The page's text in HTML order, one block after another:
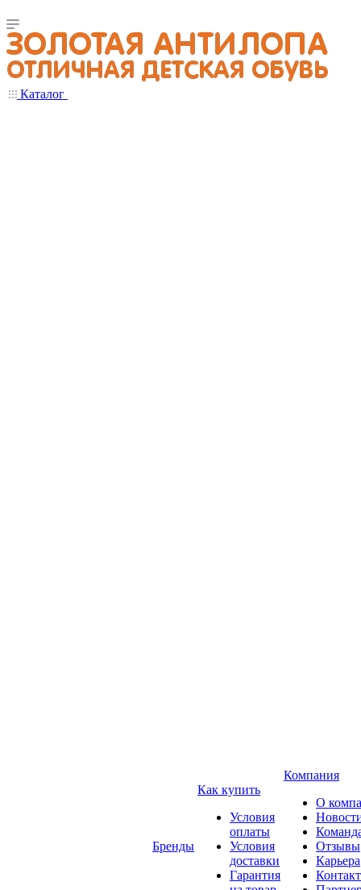
Каталог
Бренды
Как купить
Условия
оплаты
Условия
доставки
Гарантия
Компания
О
Отзывы
Карьера